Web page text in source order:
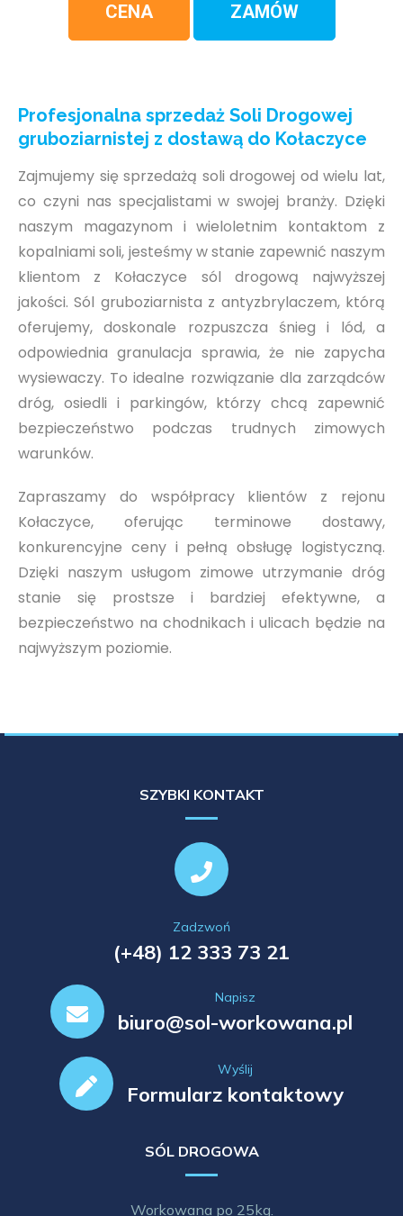
CENA ZAMÓW
Profesjonalna sprzedaż Soli Drogowej
gruboziarnistej z dostawą do Kołaczyce
Zajmujemy się sprzedażą soli drogowej od wielu lat,
co czyni nas specjalistami w swojej branży. Dzięki
naszym magazynom i wieloletnim kontaktom z
kopalniami soli, jesteśmy w stanie zapewnić naszym
klientom z Kołaczyce sól drogową najwyższej
jakości. Sól gruboziarnista z antyzbrylaczem, którą
oferujemy, doskonale rozpuszcza śnieg i lód, a
odpowiednia granulacja sprawia, że nie zapycha
wysiewaczy. To idealne rozwiązanie dla zarządców
dróg, osiedli i parkingów, którzy chcą zapewnić
bezpieczeństwo podczas trudnych zimowych
warunków.
Zapraszamy do współpracy klientów z rejonu
Kołaczyce, oferując terminowe dostawy,
konkurencyjne ceny i pełną obsługę logistyczną.
Dzięki naszym usługom zimowe utrzymanie dróg
stanie się prostsze i bardziej efektywne, a
bezpieczeństwo na chodnikach i ulicach będzie na
najwyższym poziomie.
SZYBKI KONTAKT
Zadzwoń
(+48) 12 333 73 21
Napisz
biuro@sol-workowana.pl
Wyślij
Formularz kontaktowy
SÓL DROGOWA
Workowana po 25kg.